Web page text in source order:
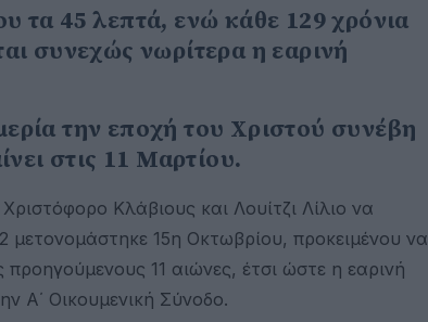
τα 45 λεπτά, ενώ κάθε 129 χρόνια
συνεχώς νωρίτερα η εαρινή
την εποχή του Χριστού συνέβη
στις 11 Μαρτίου.
Κλάβιους και Λουίτζι Λίλιο να
15η Οκτωβρίου, προκειμένου να
11 αιώνες, έτσι ώστε η εαρινή
Α΄ Οικουμενική Σύνοδο.